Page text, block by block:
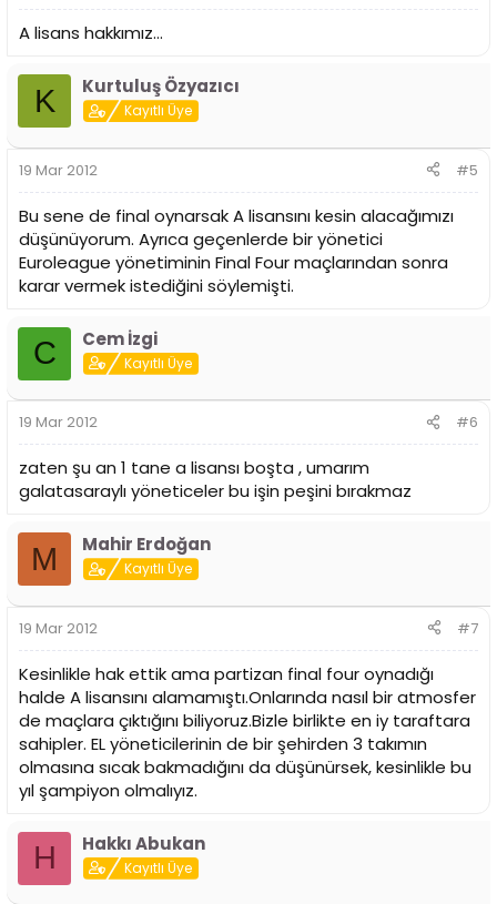
A lisans hakkımız...
K Kurtuluş Özyazıcı
Kayıtlı Üye
19 Mar 2012 #5
Bu sene de final oynarsak A lisansını kesin alacağımızı
düşünüyorum. Ayrıca geçenlerde bir yönetici
Euroleague yönetiminin Final Four maçlarından sonra
karar vermek istediğini söylemişti.
C Cem İzgi
Kayıtlı Üye
19 Mar 2012 #6
zaten şu an 1 tane a lisansı boşta , umarım
galatasaraylı yöneticeler bu işin peşini bırakmaz
M Mahir Erdoğan
Kayıtlı Üye
19 Mar 2012 #7
Kesinlikle hak ettik ama partizan final four oynadığı
halde A lisansını alamamıştı.Onlarında nasıl bir atmosfer
de maçlara çıktığını biliyoruz.Bizle birlikte en iy taraftara
sahipler. EL yöneticilerinin de bir şehirden 3 takımın
olmasına sıcak bakmadığını da düşünürsek, kesinlikle bu
yıl şampiyon olmalıyız.
H Hakkı Abukan
Kayıtlı Üye